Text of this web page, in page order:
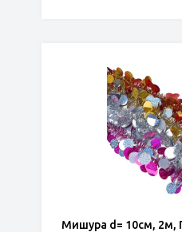
Мишура d= 10см, 2м,